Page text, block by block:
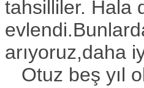
tahsilliler. Hala
arıyoruz,daha
Otuz beş yıl